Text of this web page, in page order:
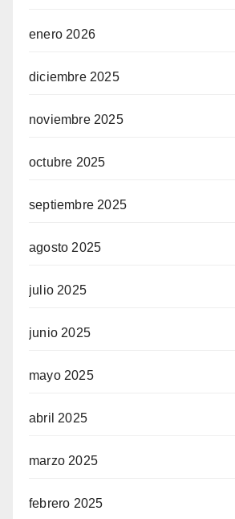
enero 2026
diciembre 2025
noviembre 2025
octubre 2025
septiembre 2025
agosto 2025
julio 2025
junio 2025
mayo 2025
abril 2025
marzo 2025
febrero 2025